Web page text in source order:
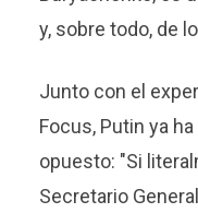
y, sobre todo, de
Junto con el
Focus, Putin ya
opuesto: "Si
Secretario